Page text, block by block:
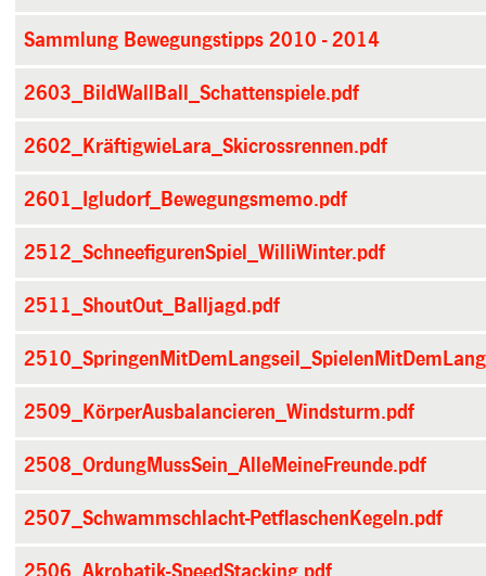
Sammlung Bewegungstipps 2010 - 2014
2603_BildWallBall_Schattenspiele.pdf
2602_KräftigwieLara_Skicrossrennen.pdf
2601_Igludorf_Bewegungsmemo.pdf
2512_SchneefigurenSpiel_WilliWinter.pdf
2511_ShoutOut_Balljagd.pdf
2509_KörperAusbalancieren_Windsturm.pdf
2508_OrdungMussSein_AlleMeineFreunde.pdf
2507_Schwammschlacht-PetflaschenKegeln.pdf